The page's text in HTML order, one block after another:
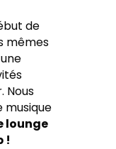
de
mêmes
Nous
musique
lounge
!